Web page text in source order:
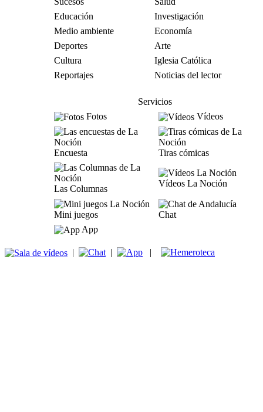
Educación
Investigación
Medio ambiente
Economía
Deportes
Arte
Cultura
Iglesia Católica
Reportajes
Noticias del lector
Servicios
Fotos
Vídeos
Encuesta Tiras cómicas
Las Columnas
Vídeos La Noción
Mini juegos
Chat
App
| | |